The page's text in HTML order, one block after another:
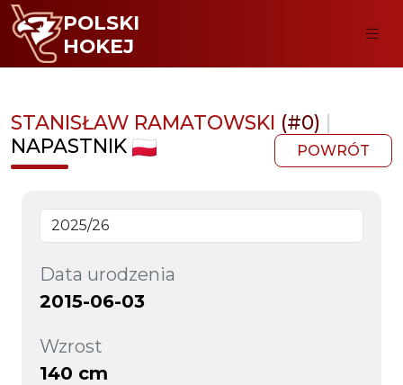
POLSKI
HOKEJ
STANISŁAW RAMATOWSKI (#0) |
NAPASTNIK
POWRÓT
Data urodzenia
2015-06-03
Wzrost
140 cm